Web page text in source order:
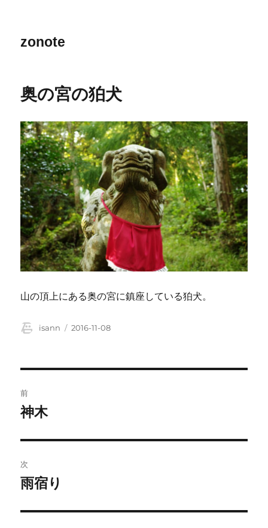
zonote
奥の宮の狛犬
山の頂上にある奥の宮に鎮座している狛犬。
投
isann
投
2016-11-08
稿
ビ
ゲ
ー
前
前
投
稿:
神木
次
次
投
雨宿り